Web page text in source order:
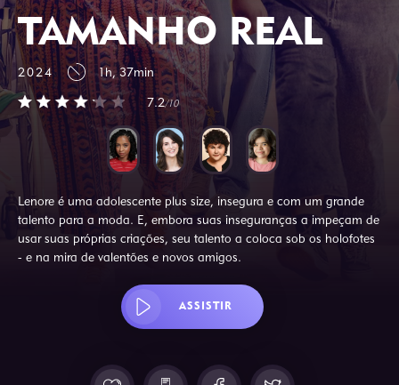
TAMANHO REAL
2024 1h, 37min
7.2/10
Lenore é uma adolescente plus size, insegura e com um grande
talento para a moda. E, embora suas inseguranças a impeçam de
usar suas próprias criações, seu talento a coloca sob os holofotes
- e na mira de valentões e novos amigos.
ASSISTIR